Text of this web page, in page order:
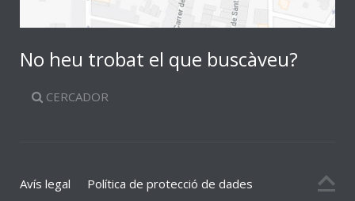
No heu trobat el que buscàveu?
CERCADOR
Avís legal
Política de protecció de dades